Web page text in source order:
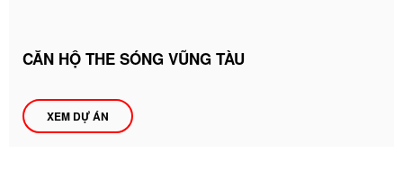
CĂN HỘ THE SÓNG VŨNG TÀU
XEM DỰ ÁN